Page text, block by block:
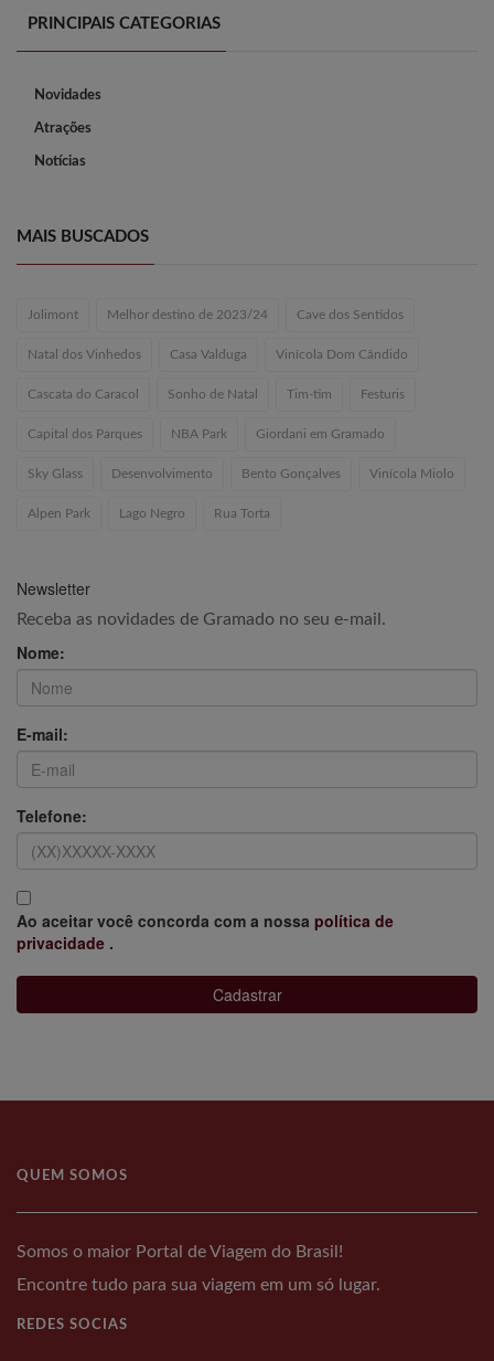
PRINCIPAIS CATEGORIAS
Novidades
Atrações
Notícias
MAIS BUSCADOS
Jolimont Melhor destino de 2023/24 Cave dos Sentidos
Natal dos Vinhedos Casa Valduga Vinícola Dom Cândido
Cascata do Caracol Sonho de Natal Tim-tim Festuris
Capital dos Parques NBA Park Giordani em Gramado
Sky Glass Desenvolvimento Bento Gonçalves Vinícola Miolo
Alpen Park Lago Negro Rua Torta
Newsletter
Receba as novidades de Gramado no seu e-mail.
Nome:
E-mail:
Telefone:
Ao aceitar você concorda com a nossa política de
privacidade .
Cadastrar
QUEM SOMOS
Somos o maior Portal de Viagem do Brasil!
Encontre tudo para sua viagem em um só lugar.
REDES SOCIAS